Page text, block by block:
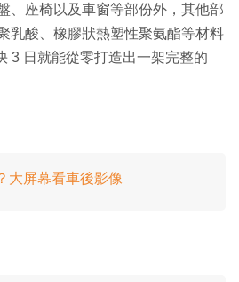
、座椅以及車窗等部份外，其他部
乳酸、橡膠狀熱塑性聚氨酯等材料
3 日就能從零打造出一架完整的
大屏幕看車後影像